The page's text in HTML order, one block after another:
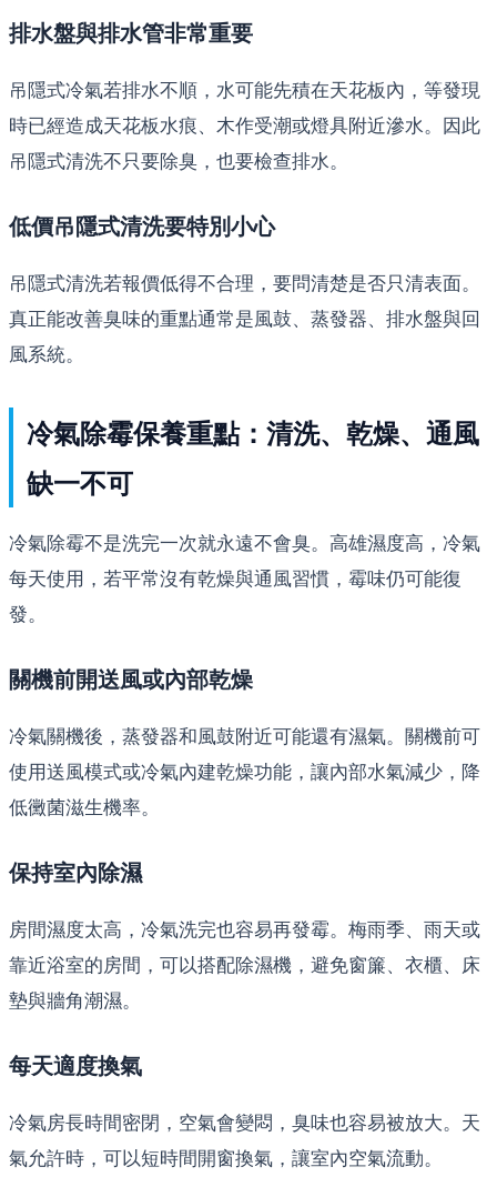
排水盤與排水管非常重要
吊隱式冷氣若排水不順，水可能先積在天花板內，等發現
時已經造成天花板水痕、木作受潮或燈具附近滲水。因此
吊隱式清洗不只要除臭，也要檢查排水。
低價吊隱式清洗要特別小心
吊隱式清洗若報價低得不合理，要問清楚是否只清表面。
真正能改善臭味的重點通常是風鼓、蒸發器、排水盤與回
風系統。
冷氣除霉保養重點：清洗、乾燥、通風
缺一不可
冷氣除霉不是洗完一次就永遠不會臭。高雄濕度高，冷氣
每天使用，若平常沒有乾燥與通風習慣，霉味仍可能復
發。
關機前開送風或內部乾燥
冷氣關機後，蒸發器和風鼓附近可能還有濕氣。關機前可
使用送風模式或冷氣內建乾燥功能，讓內部水氣減少，降
低黴菌滋生機率。
保持室內除濕
房間濕度太高，冷氣洗完也容易再發霉。梅雨季、雨天或
靠近浴室的房間，可以搭配除濕機，避免窗簾、衣櫃、床
墊與牆角潮濕。
每天適度換氣
冷氣房長時間密閉，空氣會變悶，臭味也容易被放大。天
氣允許時，可以短時間開窗換氣，讓室內空氣流動。